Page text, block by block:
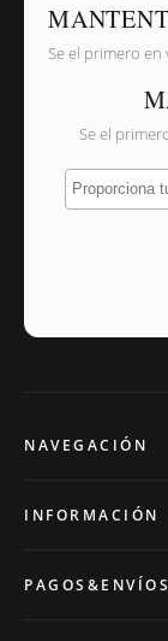
Se el primero en
Se el
Proporciona
NAVEGACIÓN
INFORMACIÓN
PAGOS&ENVÍOS